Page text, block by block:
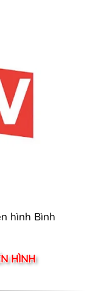
hình Bình
HÌNH